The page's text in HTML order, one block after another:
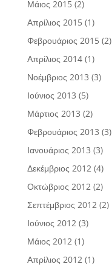
Μάιος 2015(2)
Απρίλιος 2015(1)
Φεβρουάριος 2015(2)
Απρίλιος 2014(1)
Νοέμβριος 2013 (3)
Ιούνιος 2013 (5)
Μάρτιος 2013 (2)
Φεβρουάριος 2013 (3)
Ιανουάριος 2013 (3)
Δεκέμβριος 2012(4)
Οκτώβριος 2012(2)
Σεπτέμβριος 2012(2)
Ιούνιος 2012(3)
Μάιος 2012(1)
Απρίλιος 2012(1)